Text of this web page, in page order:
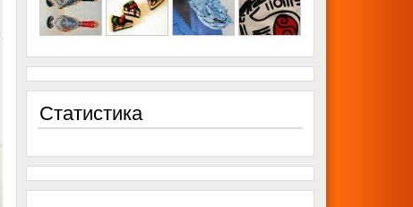
Статистика